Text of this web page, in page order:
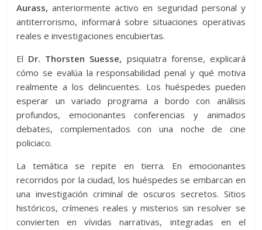
Aurass, anteriormente activo en seguridad personal y
antiterrorismo, informará sobre situaciones operativas
reales e investigaciones encubiertas.
El Dr. Thorsten Suesse, psiquiatra forense, explicará
cómo se evalúa la responsabilidad penal y qué motiva
realmente a los delincuentes. Los huéspedes pueden
esperar un variado programa a bordo con análisis
profundos, emocionantes conferencias y animados
debates, complementados con una noche de cine
policiaco.
La temática se repite en tierra. En emocionantes
recorridos por la ciudad, los huéspedes se embarcan en
una investigación criminal de oscuros secretos. Sitios
históricos, crímenes reales y misterios sin resolver se
convierten en vívidas narrativas, integradas en el